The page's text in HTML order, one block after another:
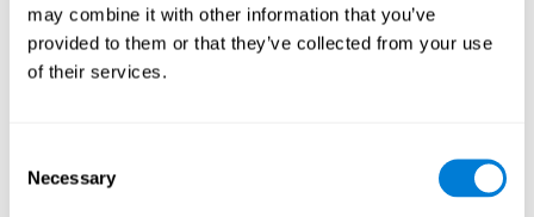
may combine it with other information that you’ve
provided to them or that they’ve collected from your use
of their services.
Selection
Necessary
cambio de estrategias o a cambios de campo, haciendo uso
de nuestra flexibilidad cognitiva.
Es necesario que nos aseguremos de que